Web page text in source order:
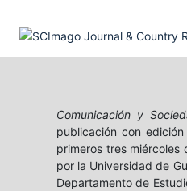
Comunicación y
publicación con
primeros tres miércoles
por la Universidad de
Departamento de